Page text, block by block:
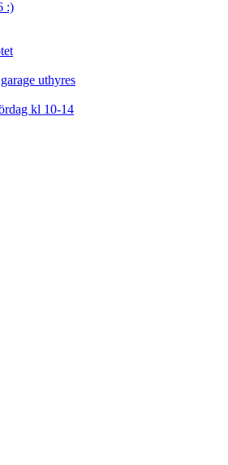
:)
uthyres
kl 10-14